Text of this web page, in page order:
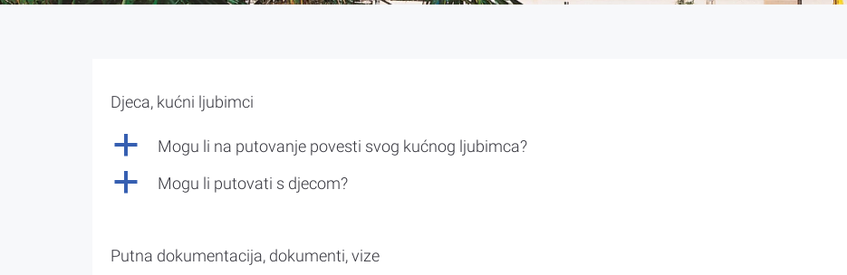
Djeca, kućni ljubimci
a Mogu li na putovanje povesti svog kućnog ljubimca?
a Mogu li putovati s djecom?
Putna dokumentacija, dokumenti, vize